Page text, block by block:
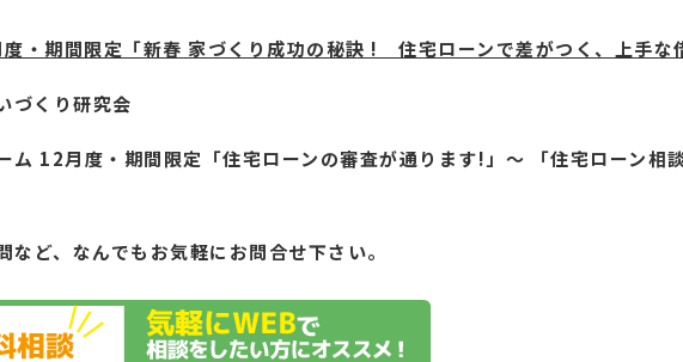
・期間限定「新春 家づくり成功の秘訣 ! 住宅ローンで差がつく、上手な
づくり研究会
ム 12月度・期間限定「住宅ローンの審査が通ります!」～ 「住宅ローン相談
ど、 なんでもお気軽にお問合せ下さい。